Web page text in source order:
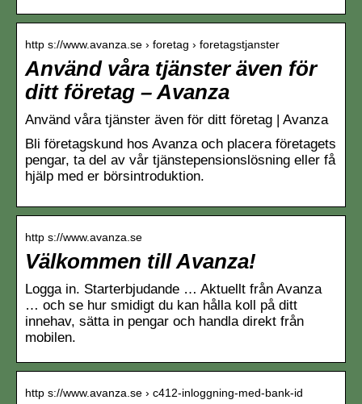
http s://www.avanza.se › foretag › foretagstjanster
Använd våra tjänster även för
ditt företag – Avanza
Använd våra tjänster även för ditt företag | Avanza
Bli företagskund hos Avanza och placera företagets
pengar, ta del av vår tjänstepensionslösning eller få
hjälp med er börsintroduktion.
http s://www.avanza.se
Välkommen till Avanza!
Logga in. Starterbjudande … Aktuellt från Avanza
… och se hur smidigt du kan hålla koll på ditt
innehav, sätta in pengar och handla direkt från
mobilen.
http s://www.avanza.se › c412-inloggning-med-bank-id